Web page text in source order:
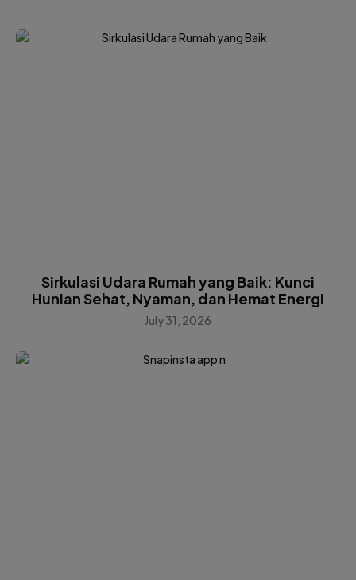
Sirkulasi Udara Rumah yang Baik: Kunci
Hunian Sehat, Nyaman, dan Hemat Energi
July 31, 2026